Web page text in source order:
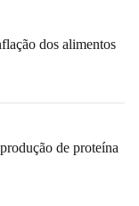
dos alimentos
de proteína